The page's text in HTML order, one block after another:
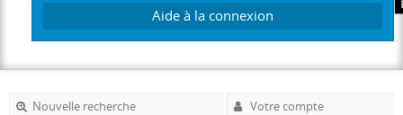
Aide à la connexion
Nouvelle recherche Votre compte